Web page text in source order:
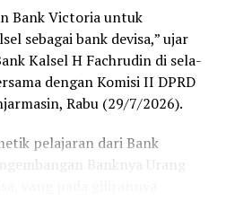
Tabungan Haji bukan
ikhtiar kecil untuk
besar, yaitu memenuhi
Suci.
mendorong masyarakat
ibadah haji sejak dini.
Bank Victoria untuk
sebagai bank devisa,” ujar
Kalsel H Fachrudin di sela-
dengan Komisi II DPRD
Rabu (29/7/2026).
pelajaran dari Bank
Banknya Urang